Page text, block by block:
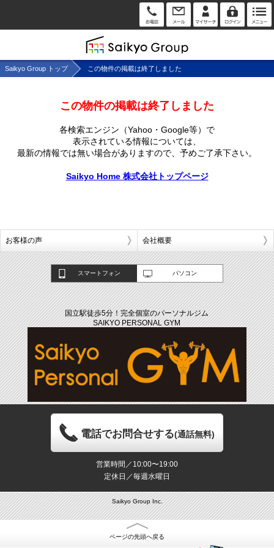
Saikyo Group トップ この物件の掲載は終了しました
この物件の掲載は終了しました
各検索エンジン（Yahoo・Google等）で
表示されている情報については、
最新の情報では無い場合がありますので、 予めご了承下さい。
Saikyo Home 株式会社トップページ
お客様の声 会社概要
スマートフォン パソコン
国立駅徒歩5分！完全個室のパーソナルジム
SAIKYO PERSONAL GYM
電話でお問合せする(通話無料)
営業時間／10:00〜19:00
定休日／毎週水曜日
Saikyo Group Inc.
ページの先頭へ戻る